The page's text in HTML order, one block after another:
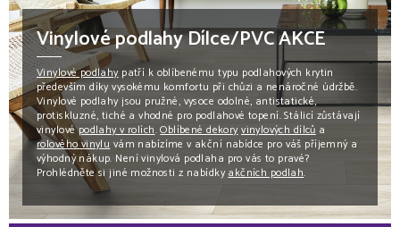
Vinylové podlahy Dílce/PVC AKCE
Vinylové podlahypatří k oblíbenému typu podlahových krytin
především díky vysokému komfortu při chůzi a nenáročné údržbě.
Vinylové podlahy jsou pružné, vysoce odolné, antistatické,
protiskluzné, tiché a vhodné pro podlahové topení. Stálicí zůstávají
vinylovépodlahy v rolích.Oblíbené dekoryvinylových dílcůa
rolového vinyluvám nabízíme v akční nabídce pro váš příjemný a
výhodný nákup. Není vinylová podlaha pro vás to pravé?
Prohlédněte si jiné možnosti z nabídkyakčních podlah.